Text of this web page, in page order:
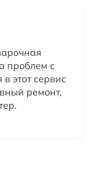
проблем с
этот сервис
ремонт,